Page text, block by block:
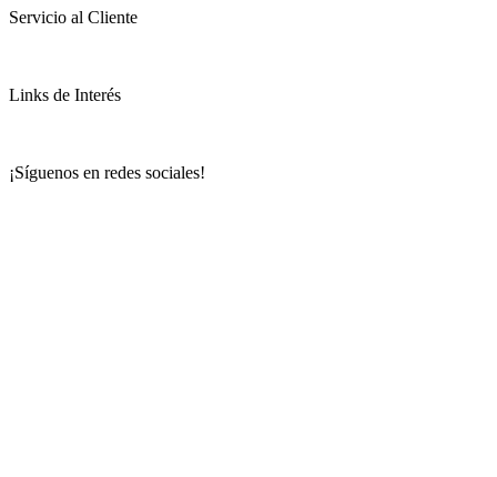
Servicio al Cliente
Links de Interés
¡Síguenos en redes sociales!